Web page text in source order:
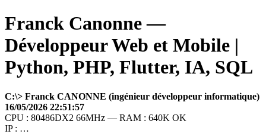
Franck Canonne —
Développeur Web et Mobile |
Python, PHP, Flutter, IA, SQL
C:\> Franck CANONNE (ingénieur développeur informatique)
16/05/2026 22:51:57
CPU : 80486DX2 66MHz — RAM : 640K OK
IP : …